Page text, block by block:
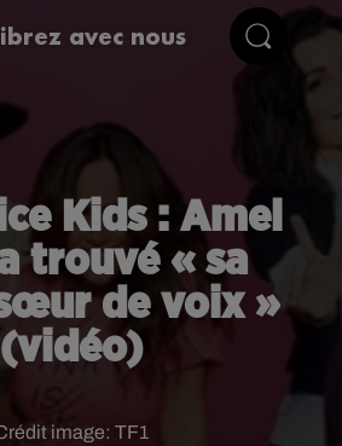
avec nous
Kids : Amel
trouvé « sa
de voix »
(vidéo)
image: TF1